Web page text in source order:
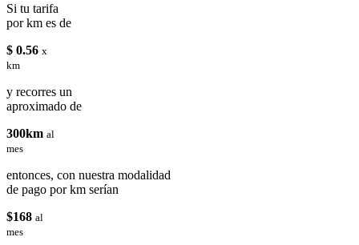
Si tu tarifa
por km es de
$ 0.56 x
km
y recorres un
aproximado de
300km al
mes
entonces, con nuestra modalidad
de pago por km serían
$168 al
mes